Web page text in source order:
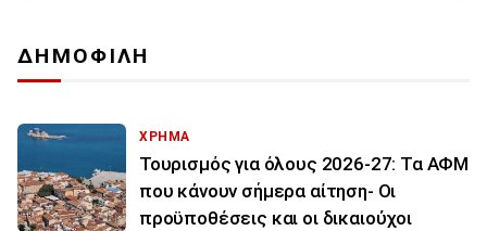
ΔΗΜΟΦΙΛΗ
ΧΡΗΜΑ
Τουρισμός για όλους 2026-27: Τα ΑΦΜ
που κάνουν σήμερα αίτηση- Οι
προϋποθέσεις και οι δικαιούχοι